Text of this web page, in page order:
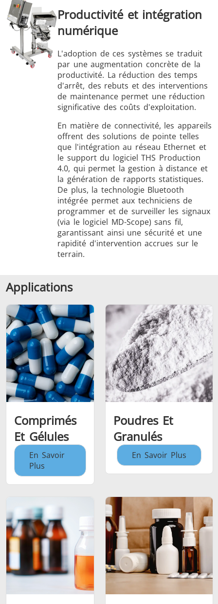
Productivité et intégration
numérique
L'adoption de ces systèmes se traduit
par une augmentation concrète de la
productivité. La réduction des temps
d'arrêt, des rebuts et des interventions
de maintenance permet une réduction
significative des coûts d'exploitation.
En matière de connectivité, les appareils
offrent des solutions de pointe telles
que l'intégration au réseau Ethernet et
le support du logiciel THS Production
4.0, qui permet la gestion à distance et
la génération de rapports statistiques.
De plus, la technologie Bluetooth
intégrée permet aux techniciens de
programmer et de surveiller les signaux
(via le logiciel MD-Scope) sans fil,
garantissant ainsi une sécurité et une
rapidité d'intervention accrues sur le
terrain.
Applications
Comprimés
Et Gélules
En Savoir
Plus
Poudres Et
Granulés
En Savoir Plus